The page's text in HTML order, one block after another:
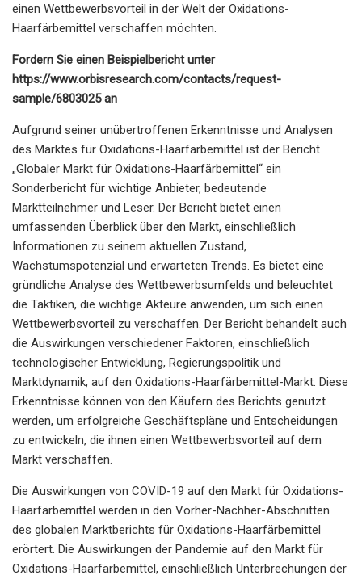
einen Wettbewerbsvorteil in der Welt der Oxidations-
Haarfärbemittel verschaffen möchten.
Fordern Sie einen Beispielbericht unter
https://www.orbisresearch.com/contacts/request-
sample/6803025 an
Aufgrund seiner unübertroffenen Erkenntnisse und Analysen
des Marktes für Oxidations-Haarfärbemittel ist der Bericht
„Globaler Markt für Oxidations-Haarfärbemittel“ ein
Sonderbericht für wichtige Anbieter, bedeutende
Marktteilnehmer und Leser. Der Bericht bietet einen
umfassenden Überblick über den Markt, einschließlich
Informationen zu seinem aktuellen Zustand,
Wachstumspotenzial und erwarteten Trends. Es bietet eine
gründliche Analyse des Wettbewerbsumfelds und beleuchtet
die Taktiken, die wichtige Akteure anwenden, um sich einen
Wettbewerbsvorteil zu verschaffen. Der Bericht behandelt auch
die Auswirkungen verschiedener Faktoren, einschließlich
technologischer Entwicklung, Regierungspolitik und
Marktdynamik, auf den Oxidations-Haarfärbemittel-Markt. Diese
Erkenntnisse können von den Käufern des Berichts genutzt
werden, um erfolgreiche Geschäftspläne und Entscheidungen
zu entwickeln, die ihnen einen Wettbewerbsvorteil auf dem
Markt verschaffen.
Die Auswirkungen von COVID-19 auf den Markt für Oxidations-
Haarfärbemittel werden in den Vorher-Nachher-Abschnitten
des globalen Marktberichts für Oxidations-Haarfärbemittel
erörtert. Die Auswirkungen der Pandemie auf den Markt für
Oxidations-Haarfärbemittel, einschließlich Unterbrechungen der